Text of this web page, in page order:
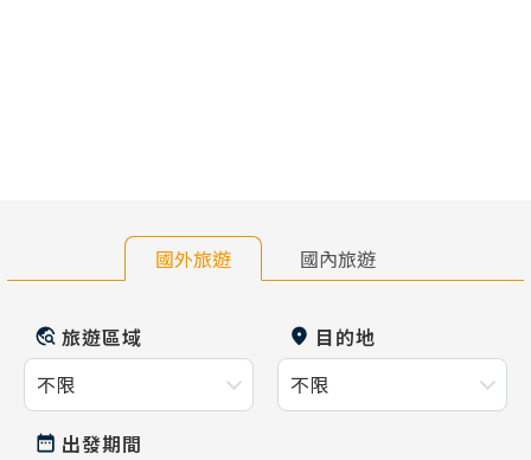
國外旅遊 國內旅遊
旅遊區域 目的地
出發期間